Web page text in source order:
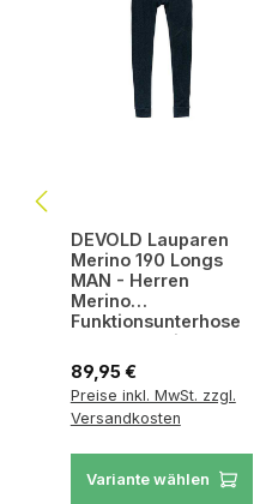
DEVOLD Lauparen
Merino 190 Longs
MAN - Herren
Merino
Funktionsunterhose
atmungsaktiv &
geruchshemmend
Regulärer Preis:
89,95 €
Preise inkl. MwSt. zzgl.
Versandkosten
Variante wählen